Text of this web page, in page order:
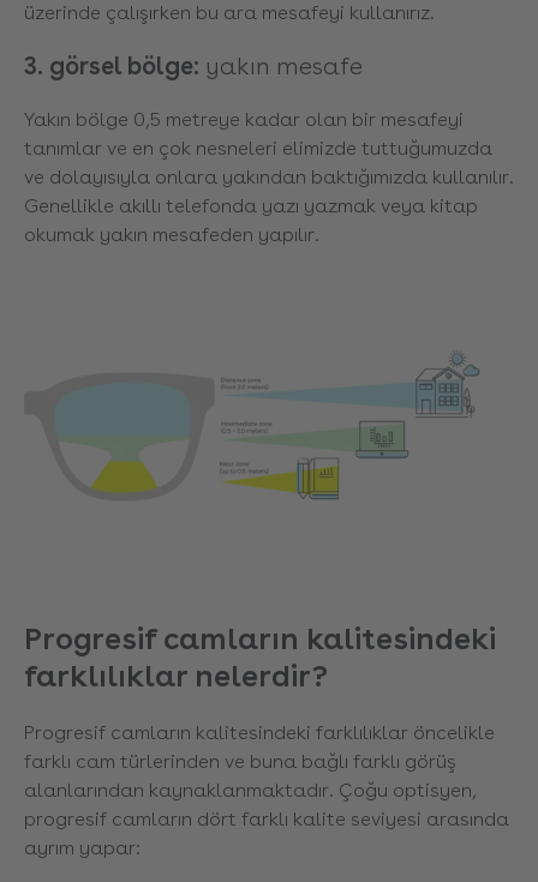
üzerinde çalışırken bu ara mesafeyi kullanırız.
3. görsel bölge: yakın mesafe
Yakın bölge 0,5 metreye kadar olan bir mesafeyi
tanımlar ve en çok nesneleri elimizde tuttuğumuzda
ve dolayısıyla onlara yakından baktığımızda kullanılır.
Genellikle akıllı telefonda yazı yazmak veya kitap
okumak yakın mesafeden yapılır.
Progresif camların kalitesindeki
farklılıklar nelerdir?
Progresif camların kalitesindeki farklılıklar öncelikle
farklı cam türlerinden ve buna bağlı farklı görüş
alanlarından kaynaklanmaktadır. Çoğu optisyen,
progresif camların dört farklı kalite seviyesi arasında
ayrım yapar: